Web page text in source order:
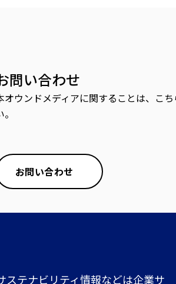
問い合わせ
オウンドメディアに関することは、こ
お問い合わせ
テナビリティ情報などは企業サ